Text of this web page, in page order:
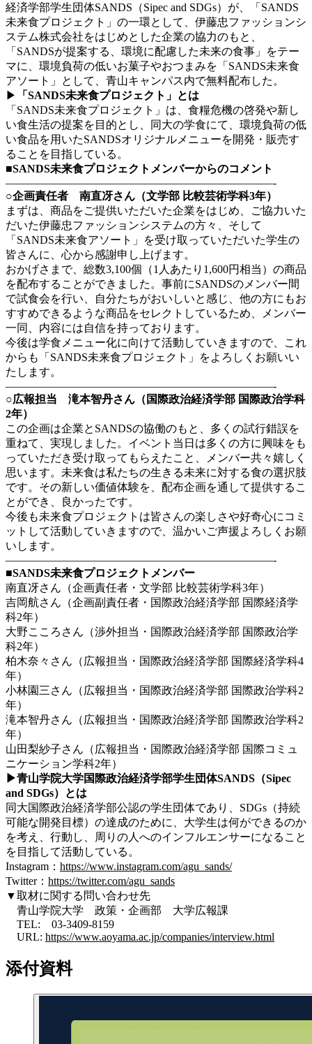
経済学部学生団体SANDS（Sipec and SDGs）が、「SANDS
未来食プロジェクト」の一環として、 伊藤忠ファッションシ
ステム株式会社をはじめとした企業の協力のもと
「SANDSが提案する、環境に配慮した未来の食事」をテー
マに、環境負荷の低いお菓子やおつまみを「SANDS未来食
アソート」として、青山キャンパス内で無料配布した。
▶
「SANDS未来食プロジェクト」とは
「SANDS未来食プロジェクト」は、食糧危機の啓発や新し
い食生活の提案を目的とし、同大の学食にて、環境負荷の低
い食品を用いたSANDSオリジナルメニューを開発・販売す
ることを目指している。
■SANDS未来食プロジェクトメンバーからのコメント
————————————————————————-
○企画責任者 南直冴さん（文学部 比較芸術学科3年）
まずは、商品をご提供いただいた企業をはじめ、ご協力いた
だいた伊藤忠ファッションシステムの方々、そして
「SANDS未来食アソート」を受け取っていただいた学生の
皆さんに、心から感謝申し上げます。
おかげさまで、総数3,100個（1人あたり1,600円相当）の商品
を配布することができました。事前にSANDSのメンバー間
で試食会を行い、自分たちがおいしいと感じ、他の方にもお
すすめできるような商品をセレクトしているため、メンバー
一同、内容には自信を持っております。
今後は学食メニュー化に向けて活動していきますので、これ
からも
「SANDS未来食プロジェクト」
をよろしくお願いい
たします。
————————————————————————-
○広報担当 滝本智丹さん（国際政治経済学部 国際政治学科
2年）
この企画は企業とSANDSの協働のもと、多くの試行錯誤を
重ねて、実現しました。イベント当日は多くの方に興味をも
っていただき受け取ってもらえたこと、メンバー共々嬉しく
思います。未来食は私たちの生きる未来に対する食の選択肢
です。その新しい価値体験を、配布企画を通して提供するこ
とができ、良かったです。
今後も未来食プロジェクトは皆さんの楽しさや好奇心にコミ
ットして活動していきますので、温かいご声援よろしくお願
いします。
————————————————————————-
■SANDS未来食プロジェクトメンバー
南直冴さん（企画責任者・文学部 比較芸術学科3年）
吉岡航さん（企画副責任者・国際政治経済学部 国際経済学
科2年）
大野こころさん（渉外担当・国際政治経済学部 国際政治学
科2年）
柏木奈々さん（広報担当・国際政治経済学部 国際経済学科4
年）
小林園三さん（広報担当・国際政治経済学部 国際政治学科2
年）
滝本智丹さん（広報担当・国際政治経済学部 国際政治学科2
年）
山田梨紗子さん（広報担当・国際政治経済学部 国際コミュ
ニケーション学科2年）
▶青山学院大学国際政治経済学部学生団体SANDS（Sipec
and SDGs）とは
同大国際政治経済学部公認の学生団体であり、SDGs（持続
可能な開発目標）の達成のために、大学生は何ができるのか
を考え、行動し、周りの人へのインフルエンサーになること
を目指して活動している。
Instagram： https://www.instagram.com/agu_sands/
Twitter： https://twitter.com/agu_sands
▼取材に関する問い合わせ先
青山学院大学 政策・企画部 大学広報課
TEL: 03-3409-8159
URL: https://www.aoyama.ac.jp/companies/interview.html
添付資料